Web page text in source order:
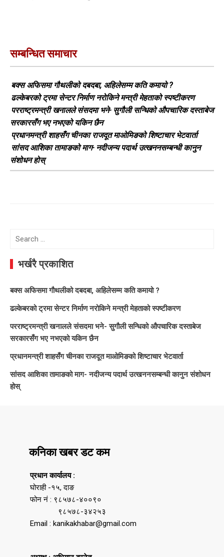
सम्बन्धित समाचार
बक्स अफिसमा गौथलीको दबदबा, अहिलेसम्म कति कमायो ?
ढल्केबरको ट्रमा सेन्टर निर्माण नरोकिने मन्त्री मेहताको स्पष्टीकरण
परराष्ट्रमन्त्री खनालले संसदमा भने- सुगौली सन्धिको औपचारिक दस्ताबेज
सरकारसँग भए नभएको यकिन छैन
प्रधानमन्त्री शाहसँग चीनका राजदूत माओमिङको शिष्टाचार भेटवार्ता
सांसद आशिका तामाङको माग- नदीजन्य पदार्थ उत्खननसम्बन्धी कानुन
संशोधन होस्
Search
भर्खरै प्रकाशित
बक्स अफिसमा गौथलीको दबदबा, अहिलेसम्म कति कमायो ?
ढल्केबरको ट्रमा सेन्टर निर्माण नरोकिने मन्त्री मेहताको स्पष्टीकरण
परराष्ट्रमन्त्री खनालले संसदमा भने- सुगौली सन्धिको औपचारिक दस्ताबेज
सरकारसँग भए नभएको यकिन छैन
प्रधानमन्त्री शाहसँग चीनका राजदूत माओमिङको शिष्टाचार भेटवार्ता
सांसद आशिका तामाङको माग- नदीजन्य पदार्थ उत्खननसम्बन्धी कानुन संशोधन
होस्
कनिका खबर डट कम
प्रधान कार्यालय :
घोराही -१५, दाङ
फोन नं : ९८५७८-४००९०
९८५७८-३४२५३
Email : kanikakhabar@gmail.com